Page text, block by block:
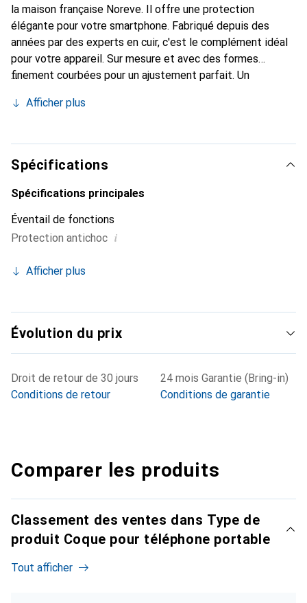
la maison française Noreve. Il offre une protection
élégante pour votre smartphone. Fabriqué depuis des
années par des experts en cuir, c'est le complément idéal
pour votre appareil. Sur mesure et avec des formes
finement courbées pour un ajustement parfait. Un
smartphone. La marque Noreve est reconnue
reste toujours un bon choix pour le client exigeant.
Afficher plus
Spécifications
Spécifications principales
Éventail de fonctions
Protection antichoc i
Afficher plus
Évolution du prix
Droit de retour de 30 jours
Conditions de retour
24 mois Garantie (Bring-in)
Conditions de garantie
Comparer les produits
Classement des ventes dans Type de
produit Coque pour téléphone portable
Tout afficher